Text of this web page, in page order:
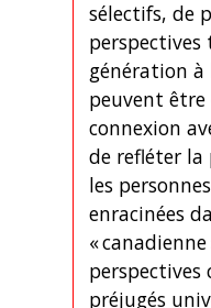
sélectifs, de
perspectives
génération à
peuvent être
connexion
de refléter
les
enracinées
«
perspectives
préjugés